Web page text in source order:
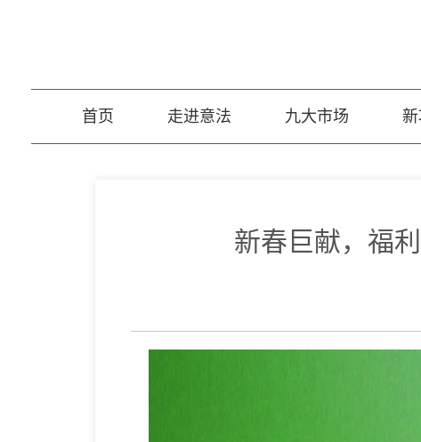
首页 走进意法 九大市场
新春巨献，福